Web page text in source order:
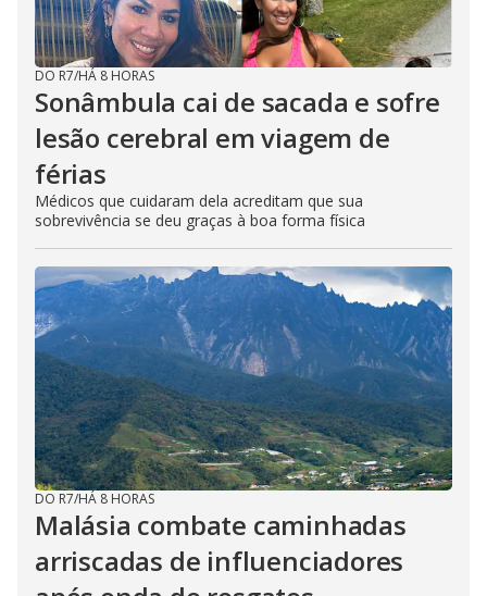
DO R7/HÁ 8 HORAS
Sonâmbula cai de sacada e sofre
lesão cerebral em viagem de
férias
Médicos que cuidaram dela acreditam que sua
sobrevivência se deu graças à boa forma física
DO R7/HÁ 8 HORAS
Malásia combate caminhadas
arriscadas de influenciadores